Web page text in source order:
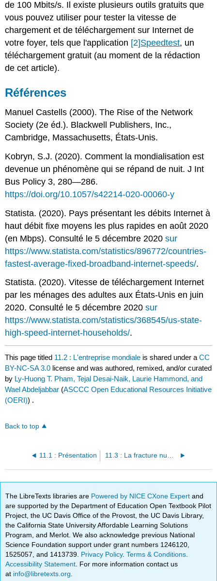
de 100 Mbits/s. Il existe plusieurs outils gratuits que
vous pouvez utiliser pour tester la vitesse de
chargement et de téléchargement sur Internet de
votre foyer, tels que l'application [2]Speedtest, un
téléchargement gratuit (au moment de la rédaction
de cet article).
Références
Manuel Castells (2000).The Rise of the Network
Society (2e éd.). Blackwell Publishers, Inc.,
Cambridge, Massachusetts, États-Unis.
Kobryn, S.J. (2020). Comment la mondialisation est
devenue un phénomène qui se répand de nuit. J Int
Bus Policy 3, 280—286.
https://doi.org/10.1057/s42214-020-00060-y
Statista. (2020). Pays présentant les débits Internet à
haut débit fixe moyens les plus rapides en août 2020
(en Mbps). Consulté le 5 décembre 2020 sur
https://www.statista.com/statistics/896772/countries-
fastest-average-fixed-broadband-internet-speeds/.
Statista. (2020). Vitesse de téléchargement Internet
par les ménages des adultes aux États-Unis en juin
2020. Consulté le 5 décembre 2020sur
https://www.statista.com/statistics/368545/us-state-
high-speed-internet-households/.
This page titled 11.2 : L'entreprise mondiale is shared under aCC
BY-NC-SA 3.0 license and was authored, remixed, and/or curated
by Ly-Huong T. Pham, Tejal Desai-Naik, Laurie Hammond, and
Wael Abdeljabbar (ASCCC Open Educational Resources Initiative
(OERI)) .
Back to top
11.1 : Présentation 11.3 : La fracture numérique
The LibreTexts libraries are Powered by NICE CXone Expertand
are supported by the Department of Education Open Textbook Pilot
Project, the UC Davis Office of the Provost, the UC Davis Library,
the California State University Affordable Learning Solutions
Program, and Merlot. We also acknowledge previous National
Science Foundation support under grant numbers 1246120,
1525057, and 1413739. Privacy Policy.Terms & Conditions
Accessibility Statement . For more information contact us
at info@libretexts.org